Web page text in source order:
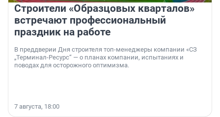
Строители «Образцовых кварталов»
встречают профессиональный
праздник на работе
В преддверии Дня строителя топ-менеджеры компании «СЗ
„Терминал-Ресурс“ — о планах компании, испытаниях и
поводах для осторожного оптимизма.
7 августа, 18:00